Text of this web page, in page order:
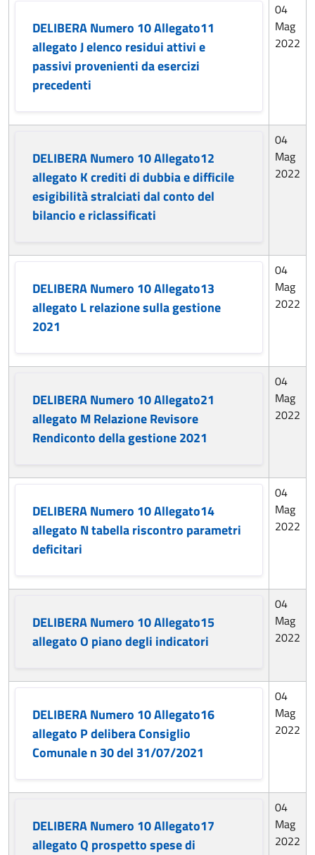
DELIBERA Numero 10 Allegato11
allegato J elenco residui attivi e
passivi provenienti da esercizi
precedenti
04
Mag
2022
DELIBERA Numero 10 Allegato12
allegato K crediti di dubbia e difficile
esigibilità stralciati dal conto del
bilancio e riclassificati
04
Mag
2022
DELIBERA Numero 10 Allegato13
allegato L relazione sulla gestione
2021
04
Mag
2022
DELIBERA Numero 10 Allegato21
allegato M Relazione Revisore
Rendiconto della gestione 2021
04
Mag
2022
DELIBERA Numero 10 Allegato14
allegato N tabella riscontro parametri
deficitari
04
Mag
2022
DELIBERA Numero 10 Allegato15
allegato O piano degli indicatori
04
Mag
2022
DELIBERA Numero 10 Allegato16
allegato P delibera Consiglio
Comunale n 30 del 31/07/2021
04
Mag
2022
DELIBERA Numero 10 Allegato17
allegato Q prospetto spese di
04
Mag
2022